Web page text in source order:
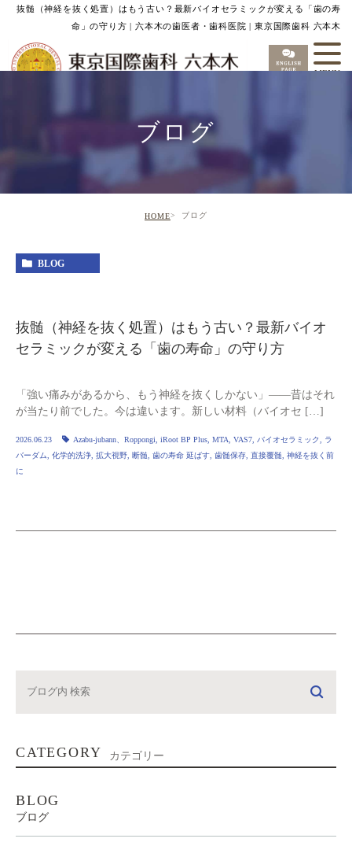
抜髄（神経を抜く処置）はもう古い？最新バイオセラミックが変える「歯の寿
命」の守り方 | 六本木の歯医者・歯科医院 | 東京国際歯科 六本木
ブログ
HOME ブログ
BLOG
抜髄（神経を抜く処置）はもう古い？最新バイオ
セラミックが変える「歯の寿命」の守り方
「強い痛みがあるから、もう神経を抜くしかない」——昔はそれ
が当たり前でした。今は違います。新しい材料（バイオセ […]
2026.06.23 Azabu-jubann、Roppongi iRoot BP Plus MTA VAS7 バイオセラミック
ラ
バーダム
化学的洗浄 拡大視野 断髄 歯の寿命 延ばす 歯髄保存 直接覆髄
神経を抜く前
に
CATEGORY カテゴリー
BLOG
ブログ